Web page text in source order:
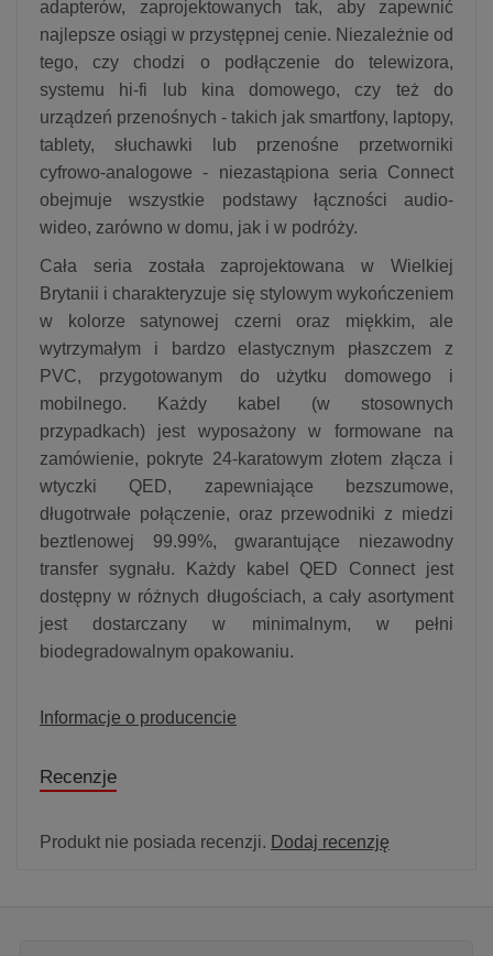
adapterów, zaprojektowanych tak, aby zapewnić
najlepsze osiągi w przystępnej cenie. Niezależnie od
tego, czy chodzi o podłączenie do telewizora,
systemu hi-fi lub kina domowego, czy też do
urządzeń przenośnych - takich jak smartfony, laptopy,
tablety, słuchawki lub przenośne przetworniki
cyfrowo-analogowe - niezastąpiona seria Connect
obejmuje wszystkie podstawy łączności audio-
wideo, zarówno w domu, jak i w podróży.
Cała seria została zaprojektowana w Wielkiej
Brytanii i charakteryzuje się stylowym wykończeniem
w kolorze satynowej czerni oraz miękkim, ale
wytrzymałym i bardzo elastycznym płaszczem z
PVC, przygotowanym do użytku domowego i
mobilnego. Każdy kabel (w stosownych
przypadkach) jest wyposażony w formowane na
zamówienie, pokryte 24-karatowym złotem złącza i
wtyczki QED, zapewniające bezszumowe,
długotrwałe połączenie, oraz przewodniki z miedzi
beztlenowej 99.99%, gwarantujące niezawodny
transfer sygnału. Każdy kabel QED Connect jest
dostępny w różnych długościach, a cały asortyment
jest dostarczany w minimalnym, w pełni
biodegradowalnym opakowaniu.
Informacje o producencie
Recenzje
Produkt nie posiada recenzji. Dodaj recenzję